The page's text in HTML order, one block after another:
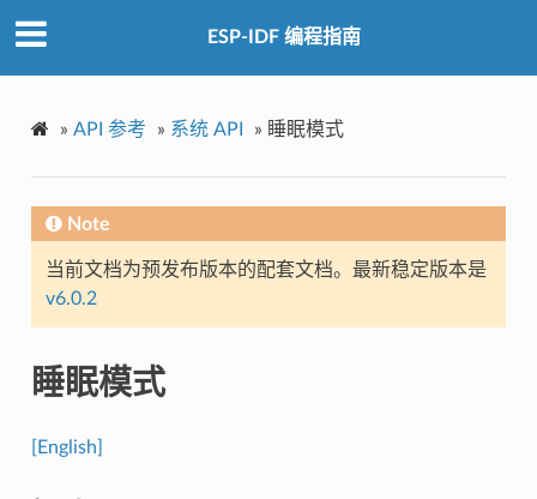
ESP-IDF 编程指南
» API 参考 » 系统 API » 睡眠模式
Note
当前文档为预发布版本的配套文档。最新稳定版本是
v6.0.2
睡眠模式
[English]